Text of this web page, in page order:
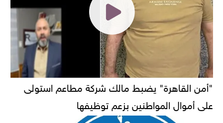
"أمن القاهرة" يضبط مالك شركة مطاعم استولى
على أموال المواطنين بزعم توظيفها